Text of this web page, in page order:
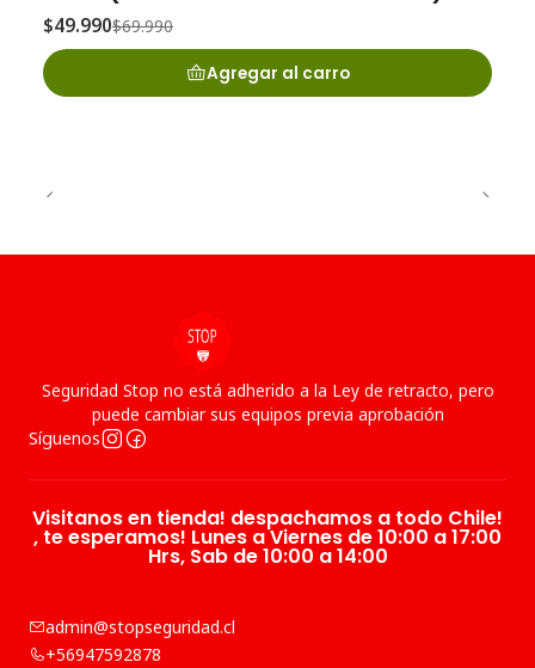
$49.990$69.990
Agregar al carro
Seguridad Stop no está adherido a la Ley de retracto, pero
puede cambiar sus equipos previa aprobación
Síguenos
Visitanos en tienda! despachamos a todo Chile!
, te esperamos! Lunes a Viernes de 10:00 a 17:00
Hrs, Sab de 10:00 a 14:00
admin@stopseguridad.cl
+56947592878